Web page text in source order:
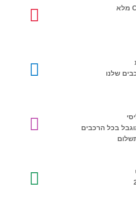
שלנו
בכל הרכבים